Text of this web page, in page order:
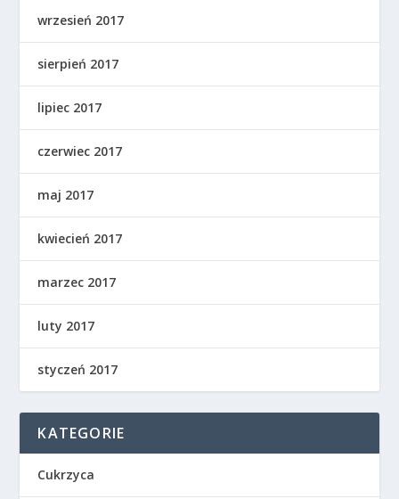
wrzesień 2017
sierpień 2017
lipiec 2017
czerwiec 2017
maj 2017
kwiecień 2017
marzec 2017
luty 2017
styczeń 2017
KATEGORIE
Cukrzyca